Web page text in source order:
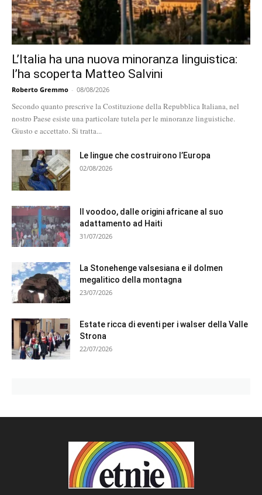
L’Italia ha una nuova minoranza linguistica:
l’ha scoperta Matteo Salvini
Roberto Gremmo - 08/08/2026
Secondo quanto prescrive la Costituzione della Repubblica Italiana, nel
nostro Paese esiste una particolare tutela per le minoranze linguistiche.
Giusto e accettato. Si tratta...
Le lingue che costruirono l’Europa
02/08/2026
Il voodoo, dalle origini africane al suo
adattamento ad Haiti
31/07/2026
La Stonehenge valsesiana e il dolmen
megalitico della montagna
23/07/2026
Estate ricca di eventi per i walser della Valle
Strona
22/07/2026